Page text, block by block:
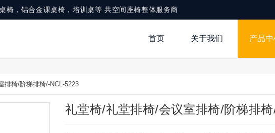
椅，铝合金课桌椅，培训桌等 共空间座椅整体服务商
首页 关于我们 产品
排椅/阶梯排椅/-NCL-5223
礼堂椅/礼堂排椅/会议室排椅/阶梯排